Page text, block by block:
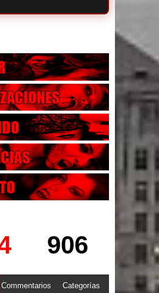
906
Commentarios Categorías